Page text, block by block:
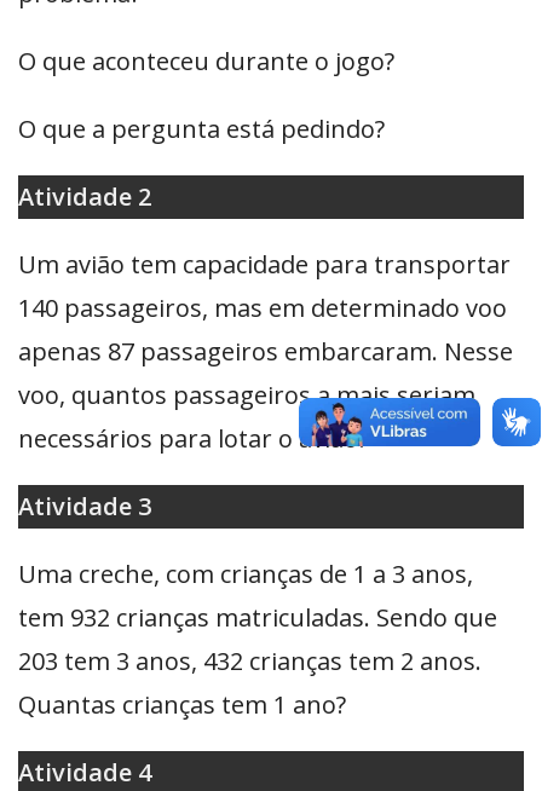
O que aconteceu durante o jogo?
O que a pergunta está pedindo?
Atividade 2
Um avião tem capacidade para transportar
140 passageiros, mas em determinado voo
apenas 87 passageiros embarcaram. Nesse
voo, quantos passageiros a mais seriam
necessários para lotar o avião?
Atividade 3
Uma creche, com crianças de 1 a 3 anos,
tem 932 crianças matriculadas. Sendo que
203 tem 3 anos, 432 crianças tem 2 anos.
Quantas crianças tem 1 ano?
Atividade 4